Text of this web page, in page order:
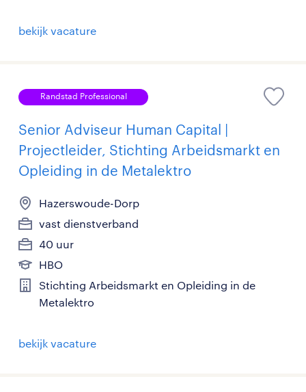
bekijk vacature
Randstad Professional
Senior Adviseur Human Capital |
Projectleider, Stichting Arbeidsmarkt en
Opleiding in de Metalektro
Hazerswoude-Dorp
vast dienstverband
40 uur
HBO
Stichting Arbeidsmarkt en Opleiding in de
Metalektro
bekijk vacature